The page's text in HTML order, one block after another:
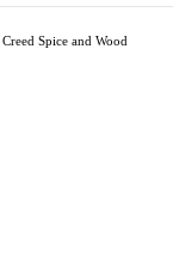
Creed Spice and Wood